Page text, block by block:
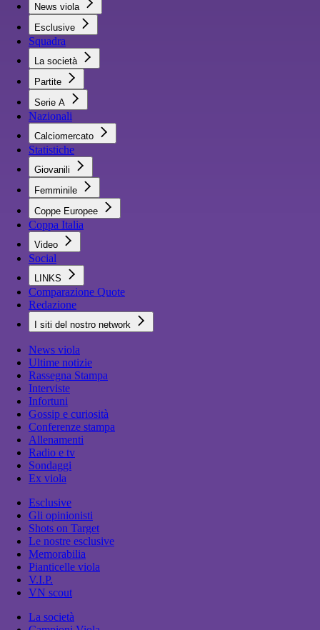
News viola
Esclusive
Squadra
La società
Partite
Serie A
Nazionali
Calciomercato
Statistiche
Giovanili
Femminile
Coppe Europee
Coppa Italia
Video
Social
LINKS
Comparazione Quote
Redazione
I siti del nostro network
News viola
Ultime notizie
Rassegna Stampa
Interviste
Infortuni
Gossip e curiosità
Conferenze stampa
Allenamenti
Radio e tv
Sondaggi
Ex viola
Esclusive
Gli opinionisti
Shots on Target
Le nostre esclusive
Memorabilia
Pianticelle viola
V.I.P.
VN scout
La società